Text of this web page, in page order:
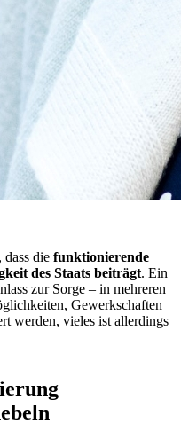
die funktionierende
des Staats beiträgt. Ein
zur Sorge – in mehreren
Gewerkschaften
werden, vieles ist allerdings